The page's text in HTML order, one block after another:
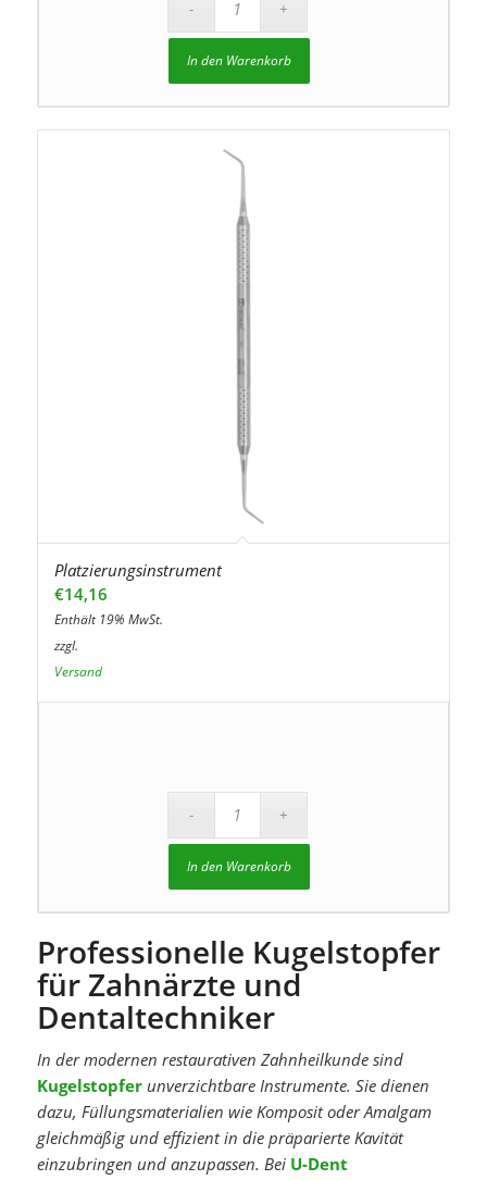
In den Warenkorb
Platzierungsinstrument
€14,16
Enthält 19% MwSt.
zzgl.
Versand
In den Warenkorb
Professionelle Kugelstopfer
für Zahnärzte und
Dentaltechniker
In der modernen restaurativen Zahnheilkunde sind
Kugelstopferunverzichtbare Instrumente. Sie dienen
dazu, Füllungsmaterialien wie Komposit oder Amalgam
gleichmäßig und effizient in die präparierte Kavität
einzubringen und anzupassen. Bei U-Dent